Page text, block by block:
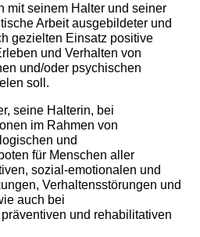
mit seinem Halter und seiner
Arbeit ausgebildeter und
gezielten Einsatz positive
und Verhalten von
und/oder psychischen
soll.
seine Halterin, bei
im Rahmen von
und
für Menschen aller
sozial-emotionalen und
Verhaltensstörungen und
auch bei
und rehabilitativen